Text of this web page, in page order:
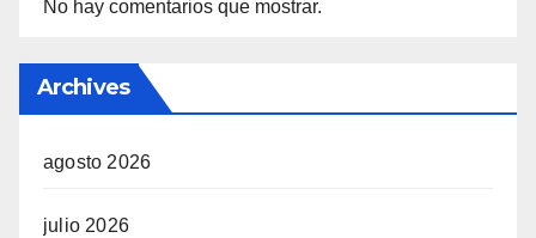
No hay comentarios que mostrar.
Archives
agosto 2026
julio 2026